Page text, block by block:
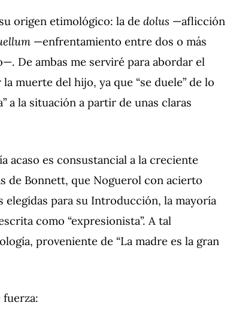
origen etimológico: la de dolus —aflicción
—enfrentamiento entre dos o más
De ambas me serviré para abordar el
muerte del hijo, ya que “se duele” de lo
a la situación a partir de unas claras
acaso es consustancial a la creciente
de Bonnett, que Noguerol con acierto
para su Introducción, la mayoría
como “expresionista”. A tal
proveniente de “La madre es la gran